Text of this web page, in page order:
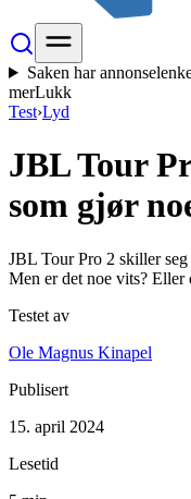
Saken har
merLukk
Test›Lyd
JBL Tour
som gjør
JBL Tour Pro 2 skiller
Men er det noe vits? Eller
Testet av
Ole Magnus Kinapel
Publisert
15. april 2024
Lesetid